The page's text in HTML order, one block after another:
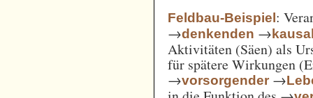
Feldbau-Beispiel:
→denkenden →
Aktivitäten (Säen) als
für spätere Wirkungen
→vorsorgender →